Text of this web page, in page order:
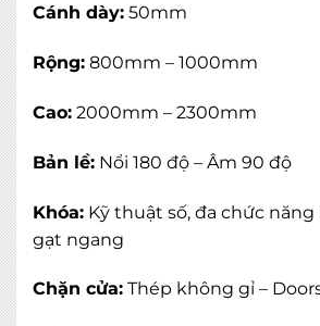
Cánh dày: 50mm
Rộng: 800mm – 1000mm
Cao: 2000mm – 2300mm
Bản lề: Nổi 180 độ – Âm 90 độ
Khóa: Kỹ thuật số, đa chức năng
gạt ngang
Chặn cửa: Thép không gỉ –